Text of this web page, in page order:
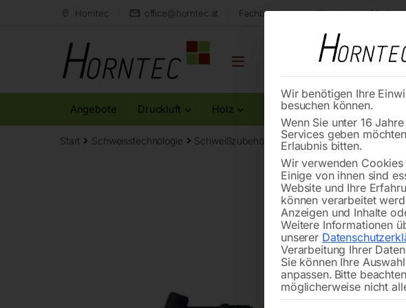
Horntec office@horntec.at Fachberatung aus Kärnten
Angebote Druckluft Holz Metall Reinigung
Start Schweisstechnologie Schweißzubehör und Verschleißteile (WIG/TIG)
🔍
Wir benötigen Ihre
besuchen können.
Wenn Sie unter 16
Services geben
Erlaubnis bitten.
Wir verwenden
Einige von ihnen sind
Website und Ihre
können verarbeitet
Anzeigen und Inhalte
Weitere Informationen
unserer
Verarbeitung Ihrer
Sie können Ihre
anpassen. Bitte
möglicherweise nicht